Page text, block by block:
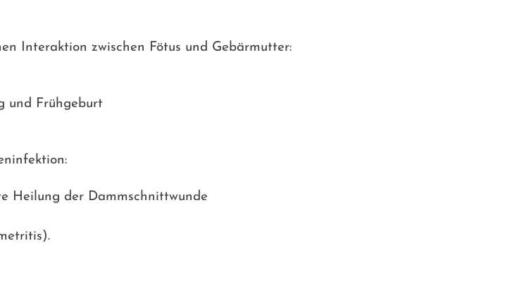
Interaktion zwischen Fötus und Gebärmutter:
und Frühgeburt
Heilung der Dammschnittwunde